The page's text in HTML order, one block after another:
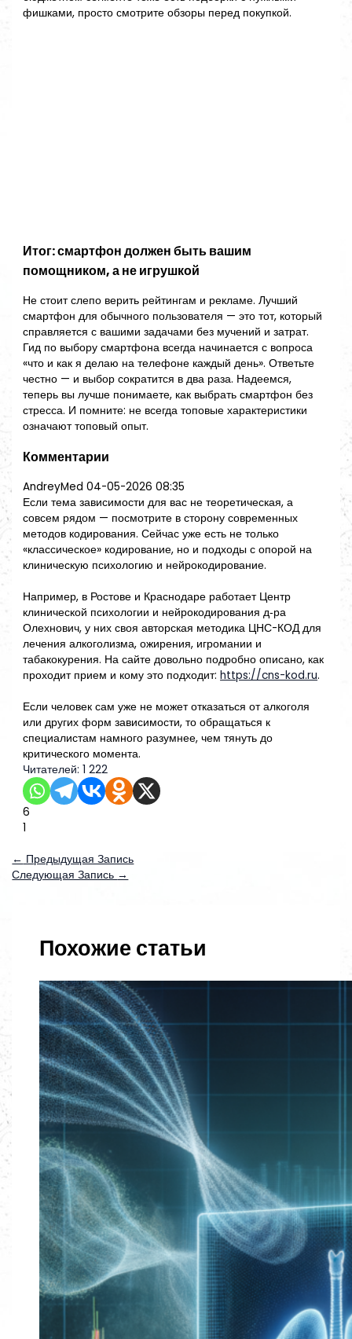
фишками, просто смотрите обзоры перед покупкой.
Итог: смартфон должен быть вашим
помощником, а не игрушкой
Не стоит слепо верить рейтингам и рекламе. Лучший
смартфон для обычного пользователя — это тот, который
справляется с вашими задачами без мучений и затрат.
Гид по выбору смартфона всегда начинается с вопроса
«что и как я делаю на телефоне каждый день». Ответьте
честно — и выбор сократится в два раза. Надеемся,
теперь вы лучше понимаете, как выбрать смартфон без
стресса. И помните: не всегда топовые характеристики
означают топовый опыт.
Комментарии
AndreyMed 04-05-2026 08:35
Если тема зависимости для вас не теоретическая, а
совсем рядом — посмотрите в сторону современных
методов кодирования. Сейчас уже есть не только
«классическое» кодирование, но и подходы с опорой на
клиническую психологию и нейрокодирование.
Например, в Ростове и Краснодаре работает Центр
клинической психологии и нейрокодирования д‑ра
Олехнович, у них своя авторская методика ЦНС-КОД для
лечения алкоголизма, ожирения, игромании и
табакокурения. На сайте довольно подробно описано, как
проходит прием и кому это подходит:https://cns-kod.ru.
Если человек сам уже не может отказаться от алкоголя
или других форм зависимости, то обращаться к
специалистам намного разумнее, чем тянуть до
критического момента.
Читателей: 1 222
6
1
← Предыдущая Запись
Следующая Запись →
Похожие статьи